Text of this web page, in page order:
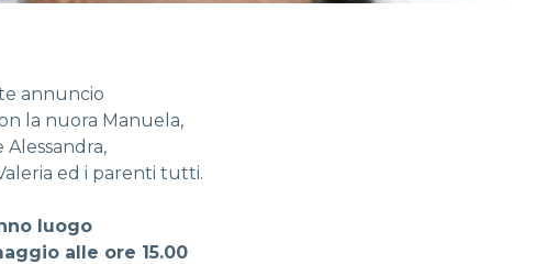
annuncio
la nuora Manuela,
Alessandra,
ed i parenti tutti.
luogo
alle ore 15.00